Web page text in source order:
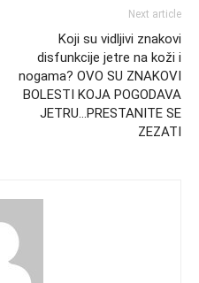
Next article
Koji su vidljivi znakovi
disfunkcije jetre na koži i
nogama? OVO SU ZNAKOVI
BOLESTI KOJA POGODAVA
JETRU…PRESTANITE SE
ZEZATI